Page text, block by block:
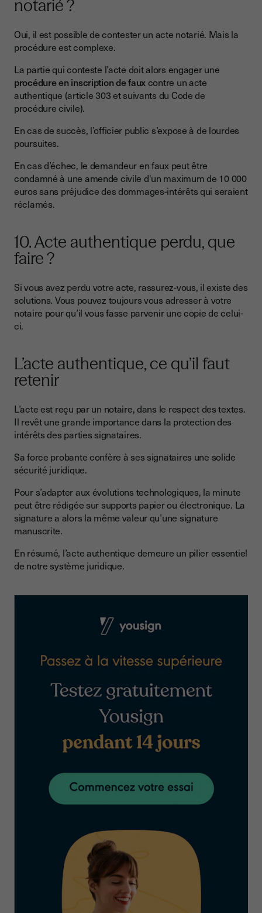
notarié ?
Oui, il est possible de contester un acte notarié. Mais la
procédure est complexe.
La partie qui conteste l’acte doit alors engager une
procédure en inscription de fauxcontre un acte
authentique (article 303 et suivants du Code de
procédure civile).
En cas de succès, l’officier public s’expose à de lourdes
poursuites.
En cas d’échec, le demandeur en faux peut être
condamné à une amende civile d'un maximum de 10 000
euros sans préjudice des dommages-intérêts qui seraient
réclamés.
10. Acte authentique perdu, que
faire ?
Si vous avez perdu votre acte, rassurez-vous, il existe des
solutions. Vous pouvez toujours vous adresser à votre
notaire pour qu’il vous fasse parvenir une copie de celui-
ci.
L’acte authentique, ce qu’il faut
retenir
L’acte est reçu par un notaire, dans le respect des textes.
Il revêt une grande importance dans la protection des
intérêts des parties signataires.
Sa force probante confère à ses signataires une solide
sécurité juridique.
Pour s’adapter aux évolutions technologiques, la minute
peut être rédigée sur supports papier ou électronique. La
signature a alors la même valeur qu’une signature
manuscrite.
En résumé, l’acte authentique demeure un pilier essentiel
de notre système juridique.